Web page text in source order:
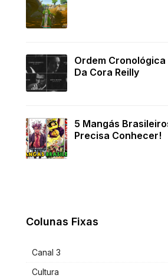
Ordem Cronológica
Da Cora Reilly
5 Mangás
Precisa Conhecer!
Colunas Fixas
Canal 3
Cultura